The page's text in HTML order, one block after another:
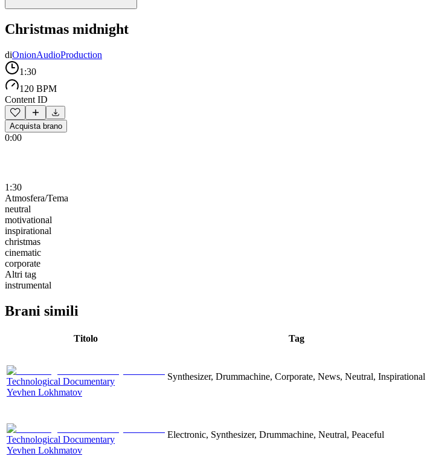
Christmas midnight
diOnionAudioProduction
1:30
120 BPM
Content ID
Acquista brano
0:00
1:30
Atmosfera/Tema
neutral
motivational
inspirational
christmas
cinematic
corporate
Altri tag
instrumental
Brani simili
Titolo Tag
Technological Documentary
Yevhen Lokhmatov
Synthesizer, Drummachine, Corporate, News, Neutral, Inspirational
Technological Documentary
Yevhen Lokhmatov
Electronic, Synthesizer, Drummachine, Neutral, Peaceful